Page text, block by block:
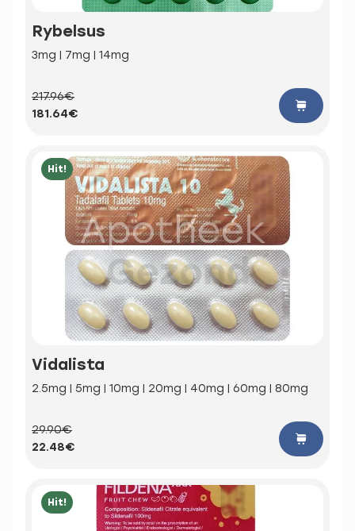
Rybelsus
3mg | 7mg | 14mg
217.96€
181.64€
Hit!
Vidalista
2.5mg | 5mg | 10mg | 20mg | 40mg | 60mg | 80mg
29.90€
22.48€
Hit!